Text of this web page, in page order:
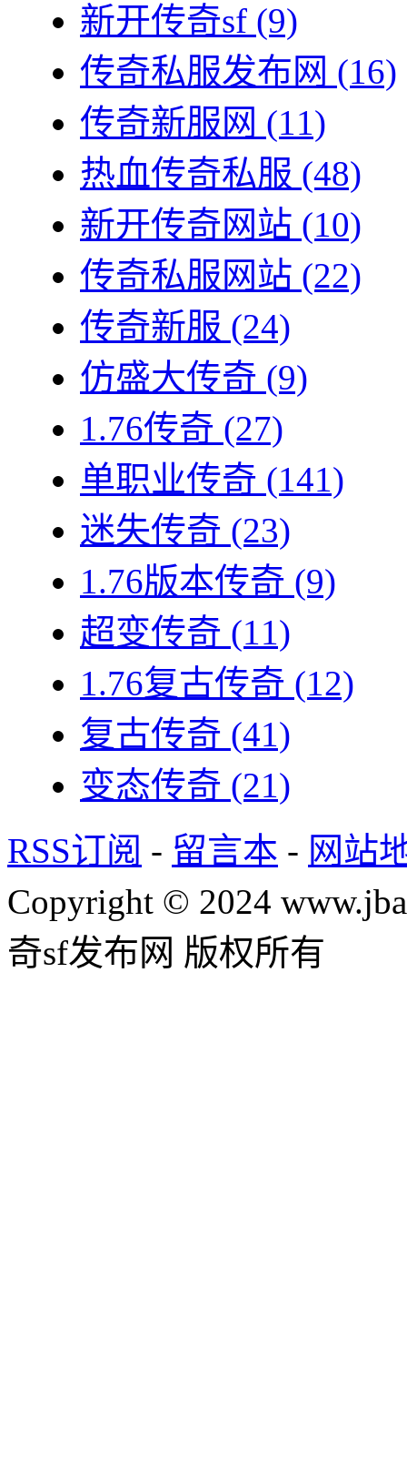
新开传奇sf (9)
传奇私服发布网 (16)
传奇新服网 (11)
热血传奇私服 (48)
新开传奇网站 (10)
传奇私服网站 (22)
传奇新服 (24)
仿盛大传奇 (9)
1.76传奇 (27)
单职业传奇 (141)
迷失传奇 (23)
1.76版本传奇 (9)
超变传奇 (11)
1.76复古传奇 (12)
复古传奇 (41)
变态传奇 (21)
RSS订阅 - 留言本 - 网站
Copyright © 2024
奇sf发布网 版权所有